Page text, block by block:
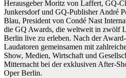
Herausgeber Moritz von Laffert, GQ-
Junkersdorf und GQ-Publisher André
Blau, President von Condé Nast
die GQ Awards, die weltweit in zwölf
Berlin live zu erleben. Nach der
Laudatoren gemeinsamen mit
Show, Medien, Wirtschaft und
Mitternacht bei der exklusiven After-
Oper Berlin.